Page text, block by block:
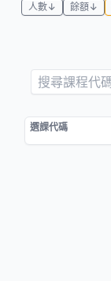
人數↓
餘額↓